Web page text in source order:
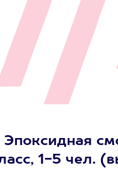
Эпоксидная
1-5 чел.